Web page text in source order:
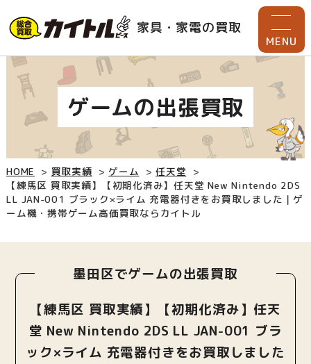
家具・家電の買取
MENU
ゲームの出張買取
HOME 買取実績 ゲーム
任天堂
【練馬区 買取実績】【初期化済み】任天堂 New Nintendo 2DS
LL JAN-001 ブラック×ライム 充電器付きをお買取しました｜ゲ
ーム機・携帯ゲーム高価買取ならカイトル
墨田区でゲームの出張買取
【練馬区 買取実績】【初期化済み】任天
堂 New Nintendo 2DS LL JAN-001 ブラ
ック×ライム 充電器付きをお買取しました